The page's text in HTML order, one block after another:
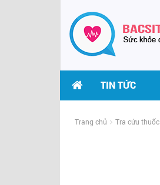
TIN TỨC
Trang chủ Tra cứu thuốc